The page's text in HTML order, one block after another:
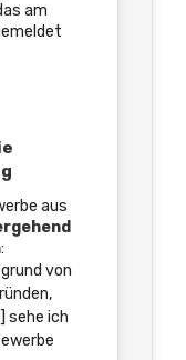
am
aus
:
von
sehe ich